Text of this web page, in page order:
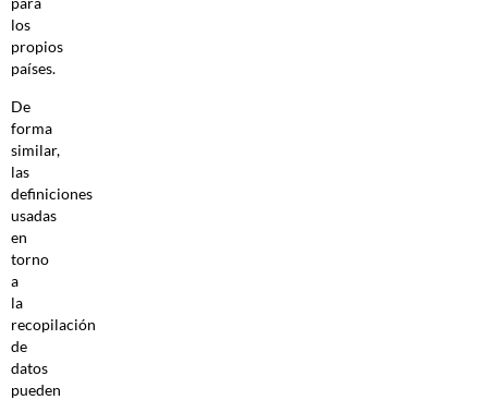
los
propios
países.
De
forma
similar,
las
definiciones
usadas
en
torno
a
la
recopilación
de
datos
pueden